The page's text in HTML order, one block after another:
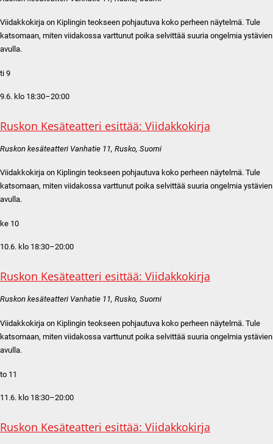
Viidakkokirja on Kiplingin teokseen pohjautuva koko perheen näytelmä. Tule
katsomaan, miten viidakossa varttunut poika selvittää suuria ongelmia ystävien
avulla.
ti 9
9.6. klo 18:30–20:00
Ruskon Kesäteatteri esittää: Viidakkokirja
Ruskon kesäteatteri Vanhatie 11, Rusko, Suomi
Viidakkokirja on Kiplingin teokseen pohjautuva koko perheen näytelmä. Tule
katsomaan, miten viidakossa varttunut poika selvittää suuria ongelmia ystävien
avulla.
ke 10
10.6. klo 18:30–20:00
Ruskon Kesäteatteri esittää: Viidakkokirja
Ruskon kesäteatteri Vanhatie 11, Rusko, Suomi
Viidakkokirja on Kiplingin teokseen pohjautuva koko perheen näytelmä. Tule
katsomaan, miten viidakossa varttunut poika selvittää suuria ongelmia ystävien
avulla.
to 11
11.6. klo 18:30–20:00
Ruskon Kesäteatteri esittää: Viidakkokirja